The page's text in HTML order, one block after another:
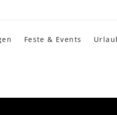
Feste & Events